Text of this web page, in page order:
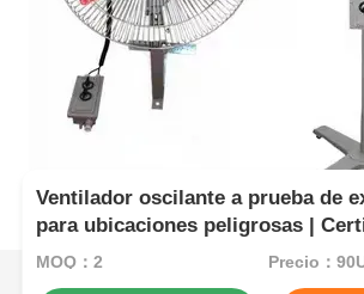
Ventilador oscilante a prueba de
para ubicaciones peligrosas |
MOQ：2 Precio：